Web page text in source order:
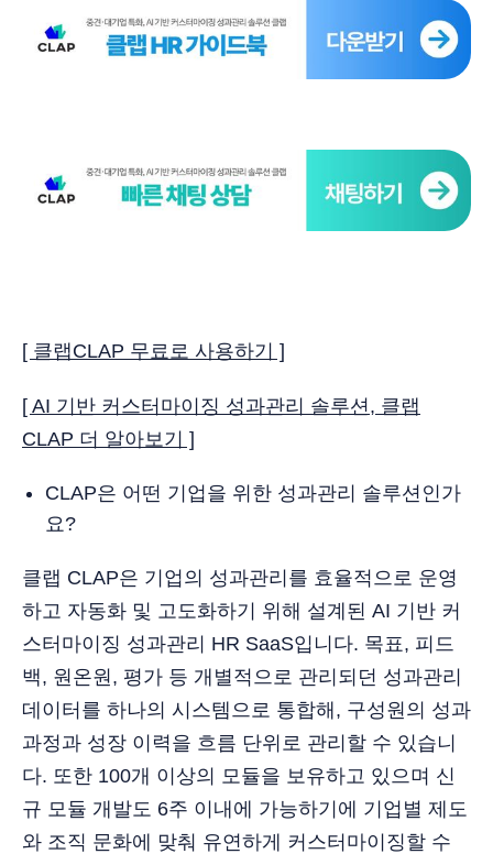
[ 클랩CLAP 무료로 사용하기 ]
[ AI 기반 커스터마이징 성과관리 솔루션, 클랩
CLAP 더 알아보기 ]
CLAP은 어떤 기업을 위한 성과관리 솔루션인가
요?
클랩 CLAP은 기업의 성과관리를 효율적으로 운영
하고 자동화 및 고도화하기 위해 설계된 AI 기반 커
스터마이징 성과관리 HR SaaS입니다. 목표, 피드
백, 원온원, 평가 등 개별적으로 관리되던 성과관리
데이터를 하나의 시스템으로 통합해, 구성원의 성과
과정과 성장 이력을 흐름 단위로 관리할 수 있습니
다. 또한 100개 이상의 모듈을 보유하고 있으며 신
규 모듈 개발도 6주 이내에 가능하기에 기업별 제도
와 조직 문화에 맞춰 유연하게 커스터마이징할 수